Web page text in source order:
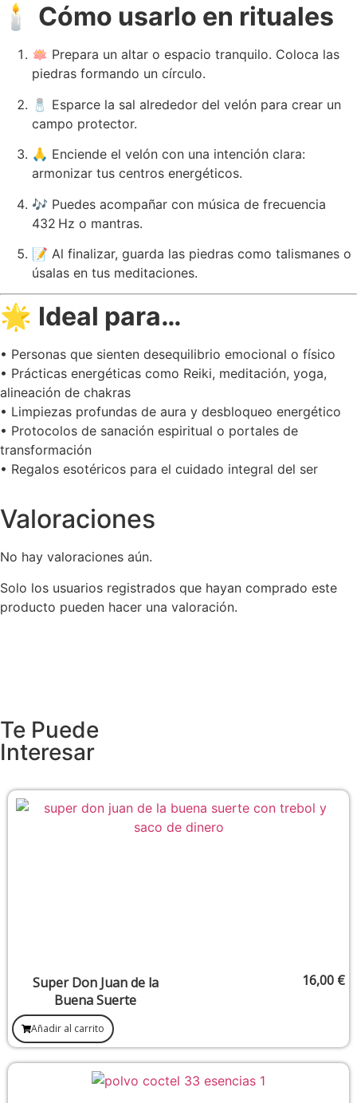
🕯️ Cómo usarlo en rituales
🪷 Prepara un altar o espacio tranquilo. Coloca las
piedras formando un círculo.
🧂 Esparce la sal alrededor del velón para crear un
campo protector.
🙏 Enciende el velón con una intención clara:
armonizar tus centros energéticos.
🎶 Puedes acompañar con música de frecuencia
432 Hz o mantras.
📝 Al finalizar, guarda las piedras como talismanes o
úsalas en tus meditaciones.
🌟 Ideal para…
• Personas que sienten desequilibrio emocional o físico
• Prácticas energéticas como Reiki, meditación, yoga,
alineación de chakras
• Limpiezas profundas de aura y desbloqueo energético
• Protocolos de sanación espiritual o portales de
transformación
• Regalos esotéricos para el cuidado integral del ser
Valoraciones
No hay valoraciones aún.
Solo los usuarios registrados que hayan comprado este
producto pueden hacer una valoración.
Te Puede
Interesar
Super Don Juan de la
Buena Suerte
16,00 €
Añadir al carrito